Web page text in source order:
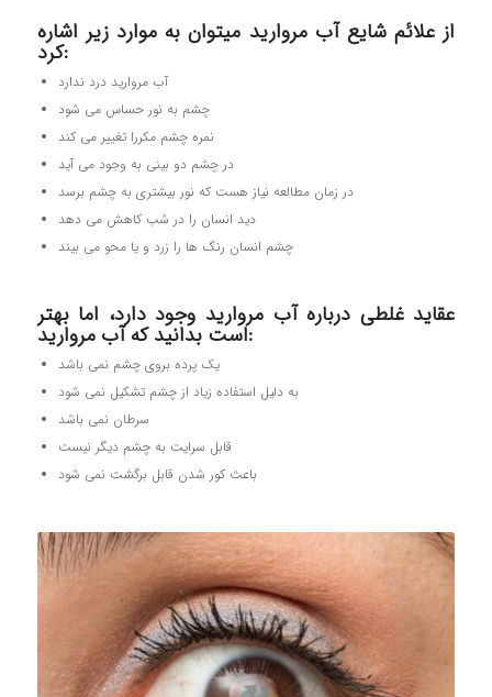
از علائم شايع آب مرواريد میتوان به موارد زیر اشاره
کرد:
آب مروارید درد ندارد
چشم به نور حساس می شود
نمره چشم مکررا تغییر می کند
در چشم دو بینی به وجود می آید
در زمان مطالعه نیاز هست که نور بیشتری به چشم برسد
دید انسان را در شب کاهش می دهد
چشم انسان رنگ ها را زرد و یا محو می بیند
عقايد غلطي درباره آب مرواريد وجود دارد، اما بهتر
است بدانید كه آب مرواريد:
یک پرده بروي چشم نمی باشد
به دلیل استفاده زیاد از چشم تشکیل نمی شود
سرطان نمی باشد
قابل سرایت به چشم ديگر نیست
باعث كور شدن قابل برگشت نمي شود